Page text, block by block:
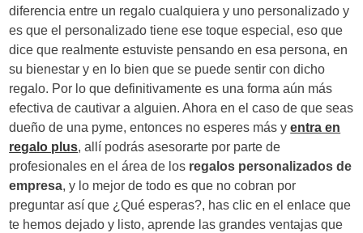
diferencia entre un regalo cualquiera y uno personalizado y
es que el personalizado tiene ese toque especial, eso que
dice que realmente estuviste pensando en esa persona, en
su bienestar y en lo bien que se puede sentir con dicho
regalo. Por lo que definitivamente es una forma aún más
efectiva de cautivar a alguien. Ahora en el caso de que seas
dueño de una pyme, entonces no esperes más yentra en
regalo plus, allí podrás asesorarte por parte de
profesionales en el área de los regalos personalizados de
empresa, y lo mejor de todo es que no cobran por
preguntar así que ¿Qué esperas?, has clic en el enlace que
te hemos dejado y listo, aprende las grandes ventajas que